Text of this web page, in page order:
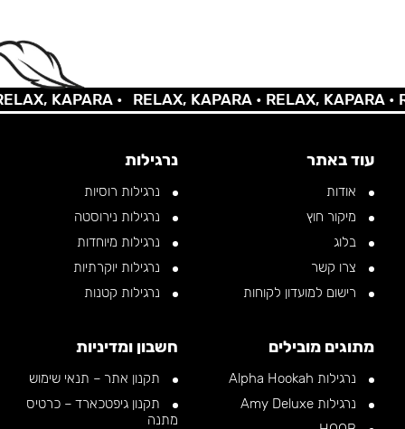
KAPARA • RELAX, KAPARA •RELAX, KAPARA •
עוד באתר
אודות
מיקור חוץ
בלוג
צרו קשר
רישום למועדון לקוחות
נרגילות
נרגילות רוסיות
נרגילות נירוסטה
נרגילות מיוחדות
נרגילות יוקרתיות
נרגילות קטנות
מתוגים מובילים
נרגילות Alpha Hookah
נרגילות Amy Deluxe
חשבון ומדיניות
תקנון אתר – תנאי שימוש
תקנון גיפטכארד – כרטיס
מתנה